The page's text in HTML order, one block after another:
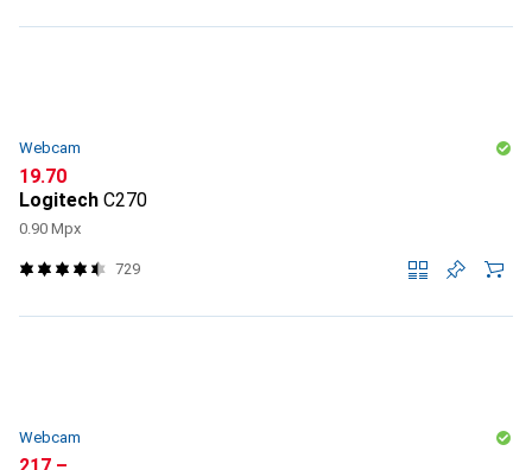
Webcam
CHF
19.70
Logitech C270
0.90 Mpx
729
Webcam